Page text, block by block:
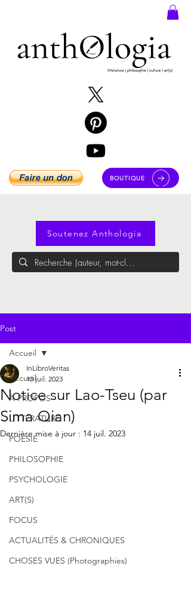
BOUTIQUE
Soutenez Anthologia
Post
Accueil
À PROPOS
LITTÉRATURE
POÉSIE
PHILOSOPHIE
PSYCHOLOGIE
ART(S)
FOCUS
ACTUALITÉS & CHRONIQUES
CHOSES VUES (Photographies)
Accueil
Notice sur Lao-Tseu (par
Sima Qian)
InLibroVeritas
13 juil. 2023
Dernière mise à jour : 14 juil. 2023